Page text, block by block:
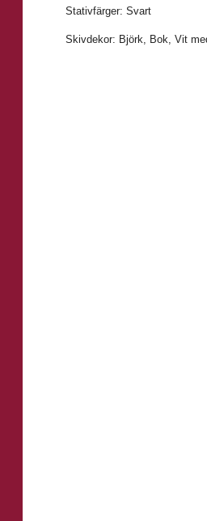
Stativfärger: Svart
Skivdekor: Björk, Bok, Vit